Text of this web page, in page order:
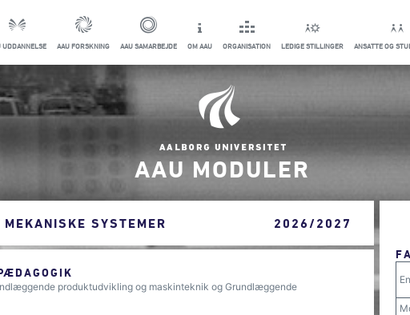
UDDANNELSE AAU FORSKNING AAU SAMARBEJDE OM AAU ORGANISATION LEDIGE STILLINGER ANSATTE OG
AAU MODULER
SYSTEMER 2026/2027
produktudvikling og maskinteknik og Grundlæggende